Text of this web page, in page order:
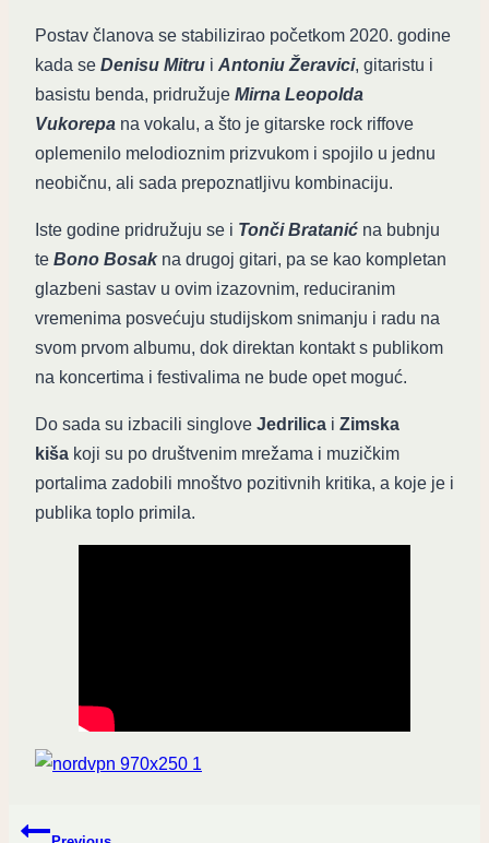
Postav članova se stabilizirao početkom 2020. godine
kada se Denisu Mitru i Antoniu Žeravici, gitaristu i
basistu benda, pridružuje Mirna Leopolda
Vukorepa na vokalu, a što je gitarske rock riffove
oplemenilo melodioznim prizvukom i spojilo u jednu
neobičnu, ali sada prepoznatljivu kombinaciju.
Iste godine pridružuju se i Tonči Bratanić na bubnju
te Bono Bosakna drugoj gitari, pa se kao kompletan
glazbeni sastav u ovim izazovnim, reduciranim
vremenima posvećuju studijskom snimanju i radu na
svom prvom albumu, dok direktan kontakt s publikom
na koncertima i festivalima ne bude opet moguć.
Do sada su izbacili singlove Jedrilica i Zimska
kiša koji su po društvenim mrežama i muzičkim
portalima zadobili mnoštvo pozitivnih kritika, a koje je i
publika toplo primila.
Post